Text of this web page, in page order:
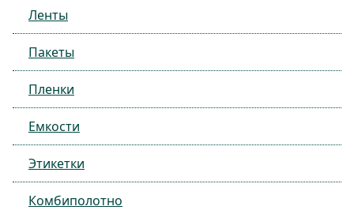
Ленты
Пакеты
Пленки
Емкости
Этикетки
Комбиполотно